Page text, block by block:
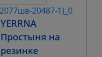
YERRNA
Простыня на
резинке